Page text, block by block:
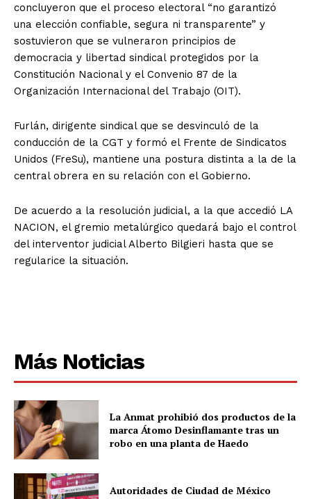
concluyeron que el proceso electoral “no garantizó
una elección confiable, segura ni transparente” y
sostuvieron que se vulneraron principios de
democracia y libertad sindical protegidos por la
Constitución Nacional y el Convenio 87 de la
Organización Internacional del Trabajo (OIT).
Furlán, dirigente sindical que se desvinculó de la
conducción de la CGT y formó el Frente de Sindicatos
Unidos (FreSu), mantiene una postura distinta a la de la
central obrera en su relación con el Gobierno.
De acuerdo a la resolución judicial, a la que accedió LA
NACION, el gremio metalúrgico quedará bajo el control
del interventor judicial Alberto Bilgieri hasta que se
regularice la situación.
Más Noticias
La Anmat prohibió dos productos de la
marca Átomo Desinflamante tras un
robo en una planta de Haedo
Autoridades de Ciudad de México